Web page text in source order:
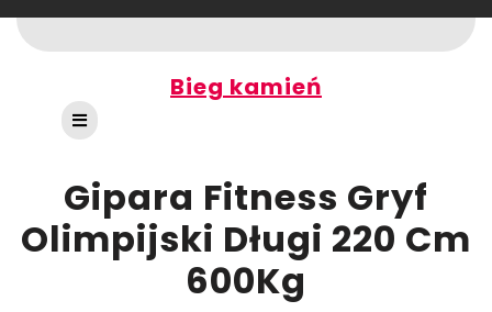
to
content
Bieg kamień
Open
Button
Gipara Fitness Gryf
Olimpijski Długi 220 Cm
600Kg